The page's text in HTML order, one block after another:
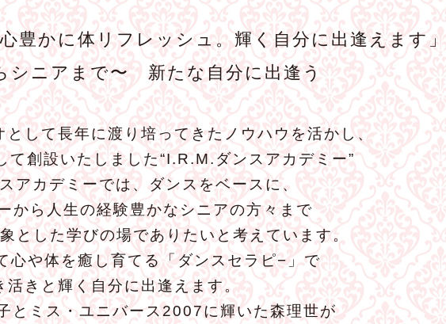
豊かに体リフレッシュ。輝く自分に出逢えます」
シニアまで〜 新たな自分に出逢う
して長年に渡り培ってきたノウハウを活かし、
て創設いたしました“I.R.M.ダンスアカデミー”
アカデミーでは、ダンスをベースに、
から人生の経験豊かなシニアの方々まで
とした学びの場でありたいと考えています。
心や体を癒し育てる「ダンスセラピ−」で
活きと輝く自分に出逢えます。
とミス・ユニバース2007に輝いた森理世が